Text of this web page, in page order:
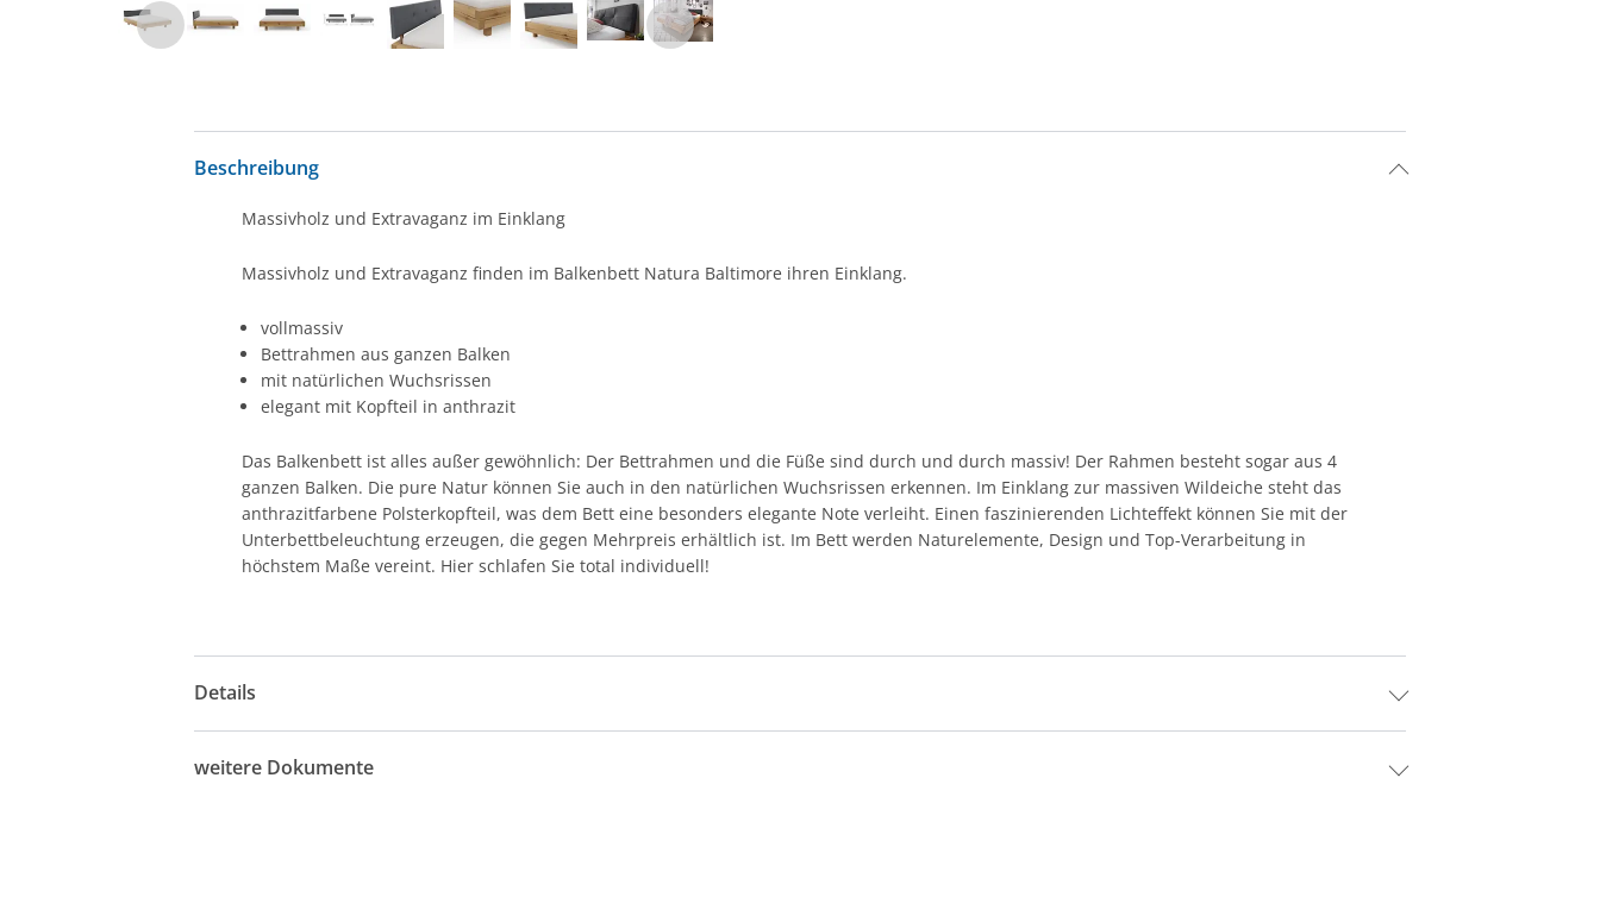
Beschreibung
Massivholz und Extravaganz im Einklang
Massivholz und Extravaganz finden im Balkenbett Natura Baltimore ihren Einklang.
vollmassiv
Bettrahmen aus ganzen Balken
mit natürlichen Wuchsrissen
elegant mit Kopfteil in anthrazit
Das Balkenbett ist alles außer gewöhnlich: Der Bettrahmen und die Füße sind durch und durch massiv! Der Rahmen besteht sogar aus 4
ganzen Balken. Die pure Natur können Sie auch in den natürlichen Wuchsrissen erkennen. Im Einklang zur massiven Wildeiche steht das
anthrazitfarbene Polsterkopfteil, was dem Bett eine besonders elegante Note verleiht. Einen faszinierenden Lichteffekt können Sie mit der
Unterbettbeleuchtung erzeugen, die gegen Mehrpreis erhältlich ist. Im Bett werden Naturelemente, Design und Top-Verarbeitung in
höchstem Maße vereint. Hier schlafen Sie total individuell!
Details
weitere Dokumente